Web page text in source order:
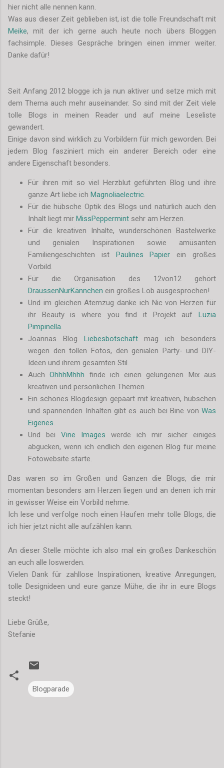
hier nicht alle nennen kann.
Was aus dieser Zeit geblieben ist, ist die tolle Freundschaft mit
Meike, mit der ich gerne auch heute noch übers Bloggen
fachsimple. Dieses Gespräche bringen einen immer weiter.
Danke dafür!
Seit Anfang 2012 blogge ich ja nun aktiver und setze mich mit
dem Thema auch mehr auseinander. So sind mit der Zeit viele
tolle Blogs in meinen Reader und auf meine Leseliste
gewandert.
Einige davon sind wirklich zu Vorbildern für mich geworden. Bei
jedem Blog fasziniert mich ein anderer Bereich oder eine
andere Eigenschaft besonders.
Für ihren mit so viel Herzblut geführten Blog und ihre
ganze Art liebe ich Magnoliaelectric
Für die hübsche Optik des Blogs und natürlich auch den
Inhalt liegt mir MissPeppermint sehr am Herzen.
Für die kreativen Inhalte, wunderschönen Bastelwerke
und genialen Inspirationen sowie amüsanten
Familiengeschichten ist Paulines Papier ein großes
Vorbild.
Für die Organisation des 12von12 gehört
DraussenNurKännchen ein großes Lob ausgesprochen!
Und im gleichen Atemzug danke ich Nic von Herzen für
ihr Beauty is where you find it Projekt auf Luzia
Pimpinella
Joannas Blog Liebesbotschaftmag ich besonders
wegen den tollen Fotos, den genialen Party- und DIY-
Ideen und ihrem gesamten Stil.
AuchOhhhMhhh finde ich einen gelungenen Mix aus
kreativen und persönlichen Themen.
Ein schönes Blogdesign gepaart mit kreativen, hübschen
und spannenden Inhalten gibt es auch bei Bine von Was
Eigenes
Und bei Vine Images werde ich mir sicher einiges
abgucken, wenn ich endlich den eigenen Blog für meine
Fotowebsite starte.
Das waren so im Großen und Ganzen die Blogs, die mir
momentan besonders am Herzen liegen und an denen ich mir
in gewisser Weise ein Vorbild nehme.
Ich lese und verfolge noch einen Haufen mehr tolle Blogs, die
ich hier jetzt nicht alle aufzählen kann.
An dieser Stelle möchte ich also mal ein großes Dankeschön
an euch alle loswerden.
Vielen Dank für zahllose Inspirationen, kreative Anregungen,
tolle Designideen und eure ganze Mühe, die ihr in eure Blogs
steckt!
Liebe Grüße,
Stefanie
Blogparade